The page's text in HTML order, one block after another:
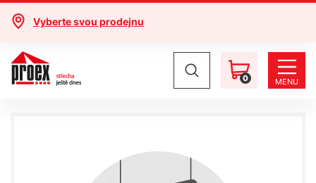
Vyberte svou prodejnu
0 MENU